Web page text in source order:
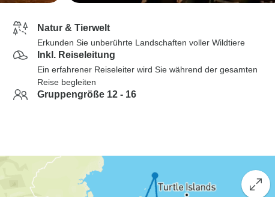
Natur & Tierwelt
Erkunden Sie unberührte Landschaften voller Wildtiere
Inkl. Reiseleitung
Ein erfahrener Reiseleiter wird Sie während der gesamten
Reise begleiten
Gruppengröße 12 - 16